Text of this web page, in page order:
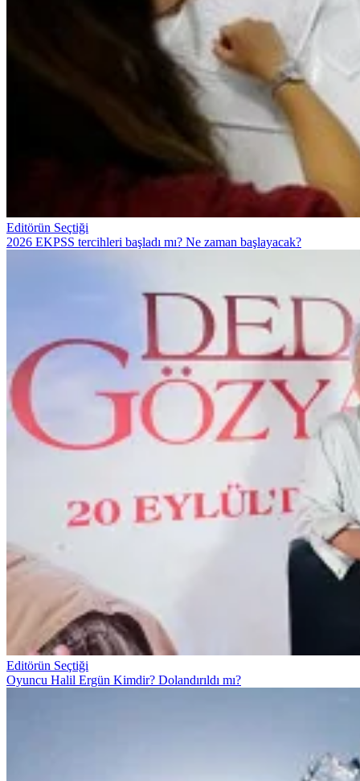
Editörün Seçtiği
2026 EKPSS tercihleri başladı mı? Ne zaman başlayacak?
Editörün Seçtiği
Oyuncu Halil Ergün Kimdir? Dolandırıldı mı?